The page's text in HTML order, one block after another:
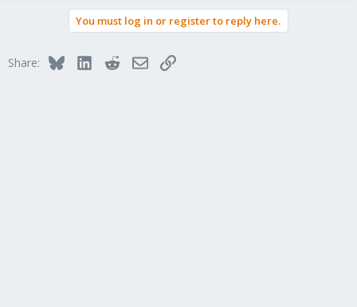
o
You must log in or register to reply here.
Share: BlueskyLinkedInRedditEmailLink